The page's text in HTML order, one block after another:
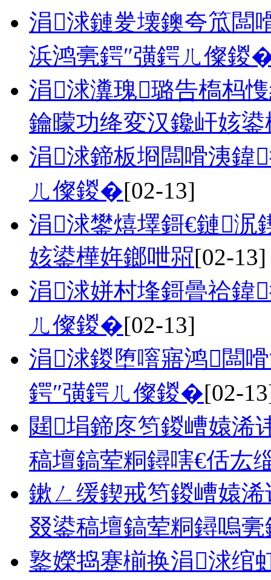
涓浗鏈夎壊鐭夸笟闆
浜鸿亴鍔″彉鍔ㄦ儏鍐
涓浗瀵瑰璐告槗杩
鑰曚功绛変汉鑱屽姟
涓浗鍗板埛闆嗗洟鍏
ㄦ儏鍐�[02-13]
涓浗鐢熺墿鎶€鏈泦
姟鍙樺姩鎯呭喌[02-13]
涓浗姘村埄鎶曡祫鍏
ㄦ儏鍐�[02-13]
涓浗鍐堕噾寤鸿闆
鍔″彉鍔ㄦ儏鍐�[02-
閮埍鍗庝笉鍐嶆媴浠
稿壇鎬荤粡鐞嗐€佸厷
鏉ㄥ缓鍥戒笉鍐嶆媴
叕鍙稿壇鎬荤粡鐞嗚
鐜嬫捣蹇椾换涓浗绾